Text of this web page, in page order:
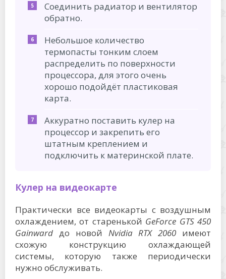
Соединить радиатор и вентилятор
обратно.
Небольшое количество
термопасты тонким слоем
распределить по поверхности
процессора, для этого очень
хорошо подойдёт пластиковая
карта.
Аккуратно поставить кулер на
процессор и закрепить его
штатным креплением и
подключить к материнской плате.
Кулер на видеокарте
Практически все видеокарты с воздушным
охлаждением, от старенькой GeForce GTS 450
Gainward до новой NvidiaRTX 2060 имеют
схожую конструкцию охлаждающей
системы, которую также периодически
нужно обслуживать.